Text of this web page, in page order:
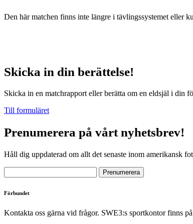
Den här matchen finns inte längre i tävlingssystemet eller
Skicka in din berättelse!
Skicka in en matchrapport eller berätta om en eldsjäl i din
Till formuläret
Prenumerera på vårt nyhetsbrev!
Håll dig uppdaterad om allt det senaste inom amerikansk
Förbundet
Kontakta oss gärna vid frågor. SWE3:s sportkontor finns